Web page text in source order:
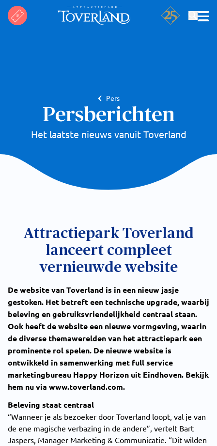
Pers
Persberichten
Het laatste nieuws vanuit Toverland
Attractiepark Toverland
lanceert compleet
vernieuwde website
De website van Toverland is in een nieuw jasje
gestoken. Het betreft een technische upgrade, waarbij
beleving en gebruiksvriendelijkheid centraal staan.
Ook heeft de website een nieuwe vormgeving, waarin
de diverse themawerelden van het attractiepark een
prominente rol spelen. De nieuwe website is
ontwikkeld in samenwerking met full service
marketingbureau Happy Horizon uit Eindhoven. Bekijk
hem nu via www.toverland.com.
Beleving staat centraal
“Wanneer je als bezoeker door Toverland loopt, val je van
de ene magische verbazing in de andere”, vertelt Bart
Jaspers, Manager Marketing & Communicatie. “Dit wilden